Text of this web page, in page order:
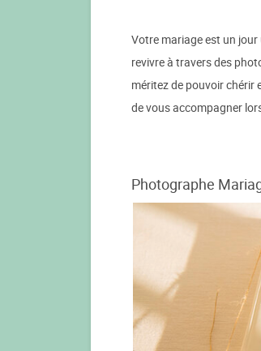
Votre mariage est un jour
revivre à travers des
méritez de pouvoir chérir
de vous accompagner
Photographe